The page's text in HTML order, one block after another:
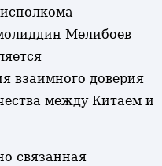
Мелибоев
взаимного доверия
между Китаем и
связанная